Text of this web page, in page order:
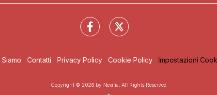
Siamo Contatti Privacy Policy Cookie Policy Impostazioni
Copyright © 2026 by Nexilia. All Rights Reserved